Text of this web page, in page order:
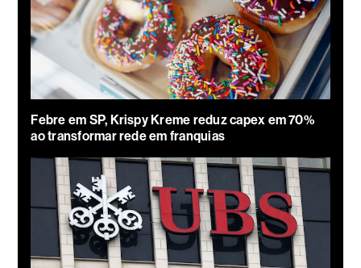
Febre em SP, Krispy Kreme reduz capex em 70%
ao transformar rede em franquias